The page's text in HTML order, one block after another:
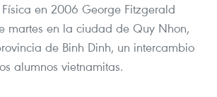
en 2006 George Fitzgerald
martes en la ciudad de Quy Nhon,
de Binh Dinh, un intercambio
alumnos vietnamitas.